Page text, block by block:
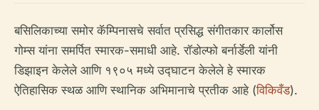
बसिलिकाच्या समोर कॅम्पिनासचे सर्वात प्रसिद्ध संगीतकार कार्लोस
गोम्स यांना समर्पित स्मारक-समाधी आहे. रॉडोल्फो बर्नार्डेली यांनी
डिझाइन केलेले आणि १९०५ मध्ये उद्घाटन केलेले हे स्मारक
ऐतिहासिक स्थळ आणि स्थानिक अभिमानाचे प्रतीक आहे (विकिवँड).